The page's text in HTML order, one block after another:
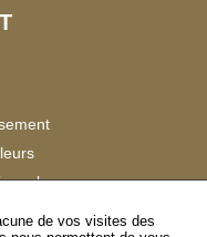
de vos visites des